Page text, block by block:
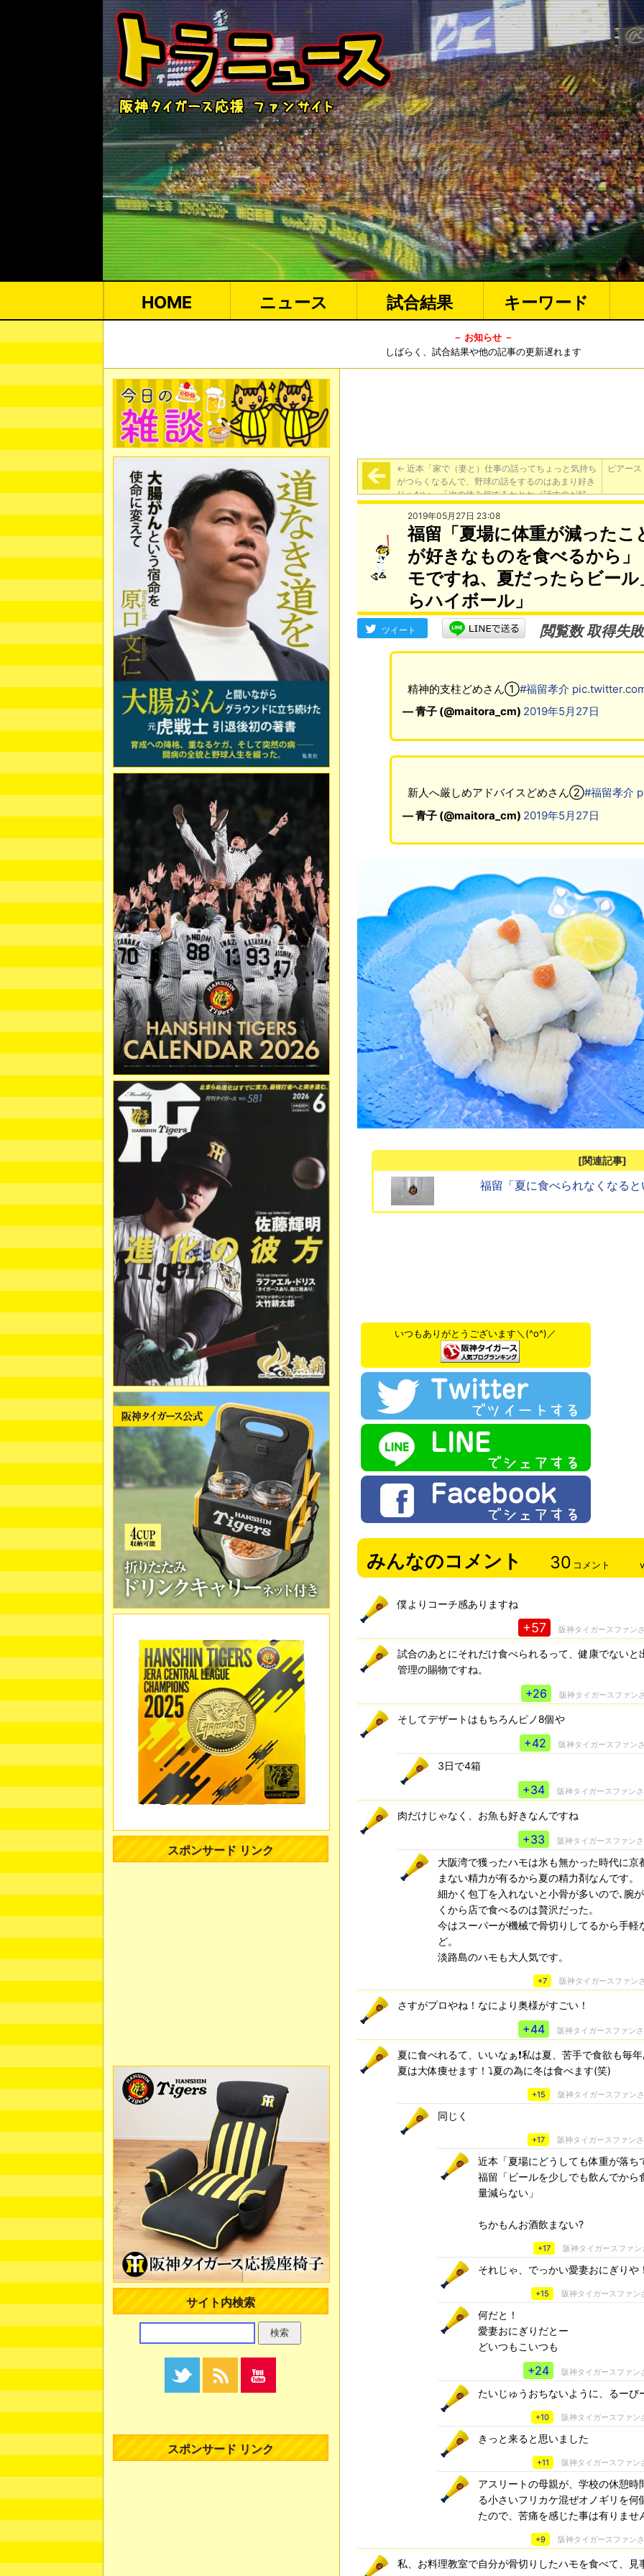
HOME ニュース 試合結果 キーワード
－ お知らせ －
しばらく、試合結果や他の記事の更新遅れます
← 近本「家で（妻と）仕事の話ってちょっと気持ち
がつらくなるんで、野球の話をするのはあまり好き
じゃない」「次の休み何するかとか（話すのが好
き）」「でも基本野球の話になっちゃいますね、ハ
ッハッハ笑」
ピアー
2019年05月27日 23:08
福留「夏場に体重が減ったこ
が好きなものを食べるから
モですね、夏だったらビー
らハイボール」
ツイート 閲覧数 取得失敗
精神的支柱どめさん①#福留孝介
— 青子 (@maitora_cm) 2019年5月27日
新人へ厳しめアドバイスどめさん②#福留孝介
— 青子 (@maitora_cm) 2019年5月27日
[関連記事]
福留「夏に食べられなくなると
いつもありがとうございます＼(^o^)／
みんなのコメント 30 コメント
僕よりコーチ感ありますね
+57 阪神タイガースファン
試合のあとにそれだけ食べられるって、健康でないと
管理の賜物ですね。
+26 阪神タイガースファン
そしてデザートはもちろんピノ8個や
+42 阪神タイガースファン
3日で4箱
+34 阪神タイガースファン
肉だけじゃなく、お魚も好きなんですね
+33 阪神タイガースファン
大阪湾で獲ったハモは氷も無かった時代に京
まない精力が有るから夏の精力剤なんです。
細かく包丁を入れないと小骨が多いので､腕
くから店で食べるのは贅沢だった。
今はスーパーが機械で骨切りしてるから手軽
ど。
淡路島のハモも大人気です。
+7 阪神タイガースファン
さすがプロやね！なにより奥様がすごい！
+44 阪神タイガースファン
夏に食べれるて、いいなぁ❗私は夏、苦手で食欲も毎
夏は大体痩せます！⤵️夏の為に冬は食べます(笑)
+15 阪神タイガースファン
同じく
+17 阪神タイガースファン
近本「夏場にどうしても体重が落ち
福留「ビールを少しでも飲んでから
量減らない」
ちかもんお酒飲まない?
+17 阪神タイガースファン
それじゃ、でっかい愛妻おにぎりや！
+15 阪神タイガースファン
何だと！
愛妻おにぎりだとー
どいつもこいつも
+24 阪神タイガースファン
たいじゅうおちないように、るーび
+10 阪神タイガースファン
きっと来ると思いました
+11 阪神タイガースファン
アスリートの母親が、学校の休憩時
る小さいフリカケ混ぜオノギリを何
たので、苦痛を感じた事は有りませ
+9 阪神タイガースファン
私、お料理教室で自分が骨切りしたハモを食べて、見
スポンサード リンク
サイト内検索
スポンサード リンク